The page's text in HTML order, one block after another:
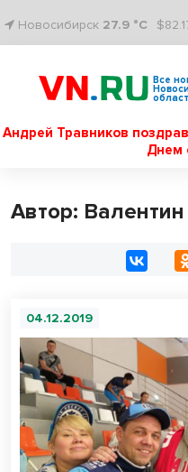
Новосибирск 27.9 °C
Все
Андрей Травников
Днем
Автор:
04.12.2019